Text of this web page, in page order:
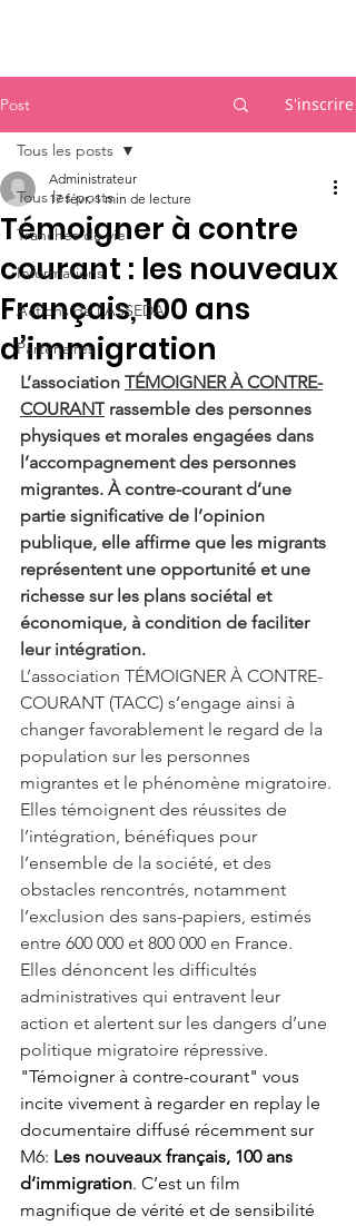
Post S'inscrire
Tous les posts
Tranches de vie
Informations
Actions de l'ASSEDA
Partenaires
Tous les posts
Témoigner à contre
courant : les nouveaux
Français, 100 ans
d’immigration
Administrateur
17 févr. 1 min de lecture
L’association TÉMOIGNER À CONTRE-
COURANT rassemble des personnes
physiques et morales engagées dans
l’accompagnement des personnes
migrantes. À contre-courant d’une
partie significative de l’opinion
publique, elle affirme que les migrants
représentent une opportunité et une
richesse sur les plans sociétal et
économique, à condition de faciliter
leur intégration.
L’association TÉMOIGNER À CONTRE-
COURANT (TACC) s’engage ainsi à
changer favorablement le regard de la
population sur les personnes
migrantes et le phénomène migratoire.
Elles témoignent des réussites de
l’intégration, bénéfiques pour
l’ensemble de la société, et des
obstacles rencontrés, notamment
l’exclusion des sans-papiers, estimés
entre 600 000 et 800 000 en France.
Elles dénoncent les difficultés
administratives qui entravent leur
action et alertent sur les dangers d’une
politique migratoire répressive.
"Témoigner à contre-courant" vous
incite vivement à regarder en replay le
documentaire diffusé récemment sur
M6: Les nouveaux français, 100 ans
d’immigration. C’est un film
magnifique de vérité et de sensibilité